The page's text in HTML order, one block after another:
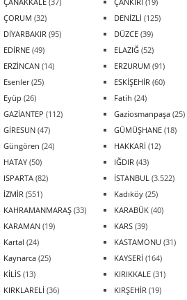
ÇORUM (32) DENİZLİ (125)
DİYARBAKIR (95) DÜZCE (39)
EDİRNE (49) ELAZIĞ (52)
ERZİNCAN (14) ERZURUM (91)
Esenler(25) ESKİŞEHİR (60)
Eyüp (26) Fatih (24)
GAZİANTEP (112) Gaziosmanpaşa (25)
GİRESUN (47) GÜMÜŞHANE (18)
Güngören (24) HAKKARİ (12)
HATAY (50) IĞDIR (43)
ISPARTA (82) İSTANBUL (3.522)
İZMİR (551) Kadıköy (25)
KAHRAMANMARAŞ (33) KARABÜK (40)
KARAMAN (19) KARS (39)
Kartal (24) KASTAMONU (31)
Kaynarca (25) KAYSERİ (164)
KİLİS (13) KIRIKKALE (31)
KIRKLARELİ (36) KIRŞEHİR (19)